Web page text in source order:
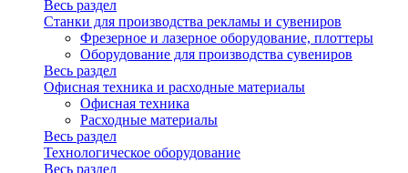
Весь раздел
Станки для производства рекламы и сувениров
Фрезерное и лазерное оборудование, плоттеры
Оборудование для производства сувениров
Весь раздел
Офисная техника и расходные материалы
Офисная техника
Расходные материалы
Весь раздел
Технологическое оборудование
Весь раздел